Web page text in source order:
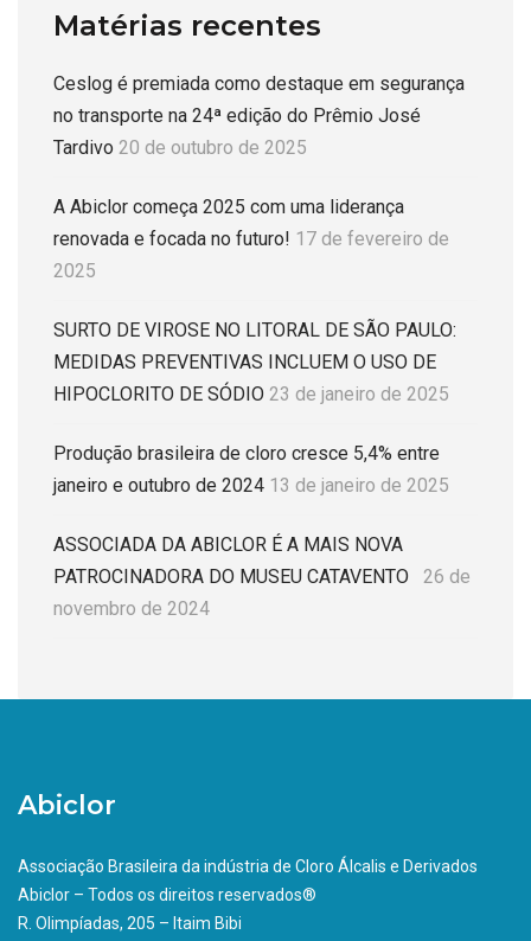
Matérias recentes
Ceslog é premiada como destaque em segurança
no transporte na 24ª edição do Prêmio José
Tardivo 20 de outubro de 2025
A Abiclor começa 2025 com uma liderança
renovada e focada no futuro! 17 de fevereiro de
2025
SURTO DE VIROSE NO LITORAL DE SÃO PAULO:
MEDIDAS PREVENTIVAS INCLUEM O USO DE
HIPOCLORITO DE SÓDIO 23 de janeiro de 2025
Produção brasileira de cloro cresce 5,4% entre
janeiro e outubro de 2024 13 de janeiro de 2025
ASSOCIADA DA ABICLOR É A MAIS NOVA
PATROCINADORA DO MUSEU CATAVENTO
26 de
novembro de 2024
Abiclor
Associação Brasileira da indústria de Cloro Álcalis e Derivados
Abiclor – Todos os direitos reservados®
R. Olimpíadas, 205 – Itaim Bibi